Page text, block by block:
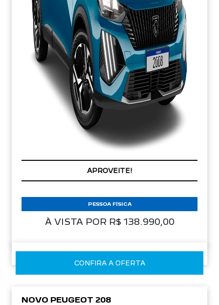
APROVEITE!
À VISTA POR R$ 138.990,00
PESSOA FÍSICA
CONFIRA A OFERTA
NOVO PEUGEOT 208